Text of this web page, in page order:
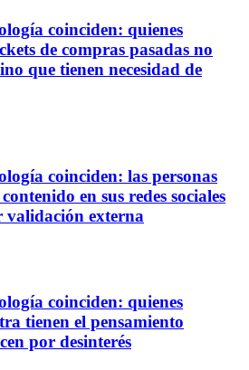
coinciden: quienes
de compras pasadas no
que tienen necesidad de
coinciden: las personas
en sus redes sociales
validación externa
coinciden: quienes
tienen el pensamiento
por desinterés